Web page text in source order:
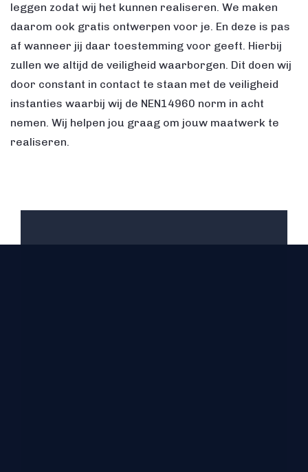
leggen zodat wij het kunnen realiseren. We maken
daarom ook gratis ontwerpen voor je. En deze is pas
af wanneer jij daar toestemming voor geeft. Hierbij
zullen we altijd de veiligheid waarborgen. Dit doen wij
door constant in contact te staan met de veiligheid
instanties waarbij wij de NEN14960 norm in acht
nemen. Wij helpen jou graag om jouw maatwerk te
realiseren.